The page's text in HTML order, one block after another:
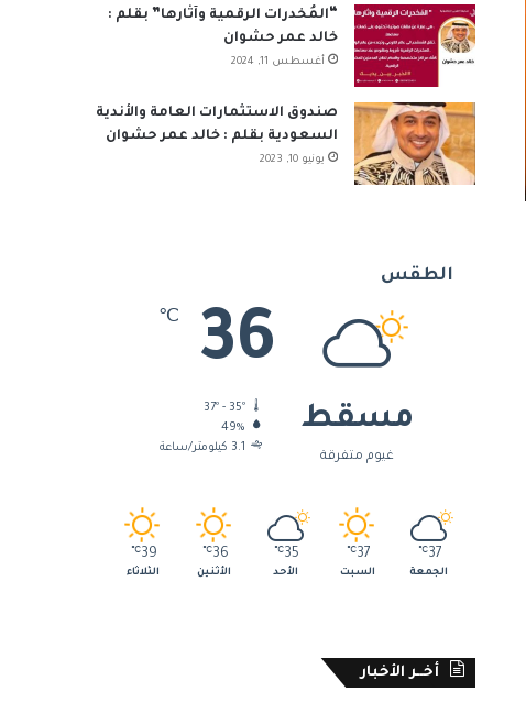
“المُخدرات الرقمية وآثارها” بقلم :
خالد عمر حشوان
أغسطس 11, 2024
صندوق الاستثمارات العامة والأندية
السعودية بقلم : خالد عمر حشوان
يونيو 10, 2023
الطقس
مسقط
غيوم متفرقة
36
℃
37º - 35º
49%
3.1 كيلومتر/ساعة
37
℃
الجمعة
37
℃
السبت
35
℃
الأحد
36
℃
الأثنين
39
℃
الثلاثاء
أخــر الأخبار